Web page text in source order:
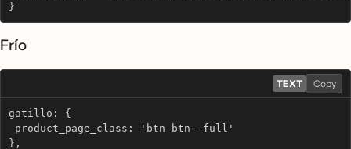
}
Frío
TEXT Copy
gatillo: {
product_page_class: 'btn btn--full'
},